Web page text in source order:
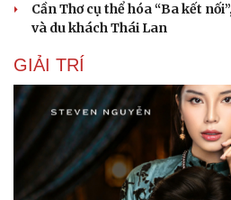
Cần Thơ cụ thể hóa “Ba kết
và du khách Thái Lan
GIẢI TRÍ